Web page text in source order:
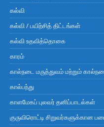
கல்வி
கல்வி / பயிற்சித் திட்டங்கள்
கல்வி உதவித்தொகை
காரம்
கால்நடை மருத்துவம் மற்றும் கால்நடை
கால்பந்து
காளமேகப் புலவர் தனிப்பாடல்கள்
குருவிரொட்டி சிறுவர்களுக்கான